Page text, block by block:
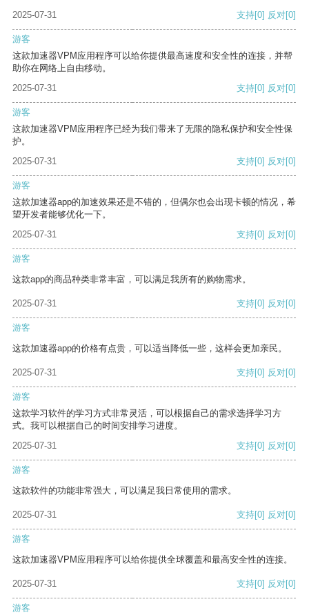
2025-07-31 支持[0] 反对[0]
游客
这款加速器VPM应用程序可以给你提供最高速度和安全性的连接，并帮
助你在网络上自由移动。
2025-07-31
支持[0] 反对[0]
游客
这款加速器VPM应用程序已经为我们带来了无限的隐私保护和安全性保
护。
2025-07-31
支持[0] 反对[0]
游客
这款加速器app的加速效果还是不错的，但偶尔也会出现卡顿的情况，希
望开发者能够优化一下。
2025-07-31
支持[0] 反对[0]
游客
这款app的商品种类非常丰富，可以满足我所有的购物需求。
2025-07-31 支持[0] 反对[0]
游客
这款加速器app的价格有点贵，可以适当降低一些，这样会更加亲民。
2025-07-31 支持[0] 反对[0]
游客
这款学习软件的学习方式非常灵活，可以根据自己的需求选择学习方
式。我可以根据自己的时间安排学习进度。
2025-07-31
支持[0] 反对[0]
游客
这款软件的功能非常强大，可以满足我日常使用的需求。
2025-07-31 支持[0] 反对[0]
游客
这款加速器VPM应用程序可以给你提供全球覆盖和最高安全性的连接。
2025-07-31 支持[0] 反对[0]
游客